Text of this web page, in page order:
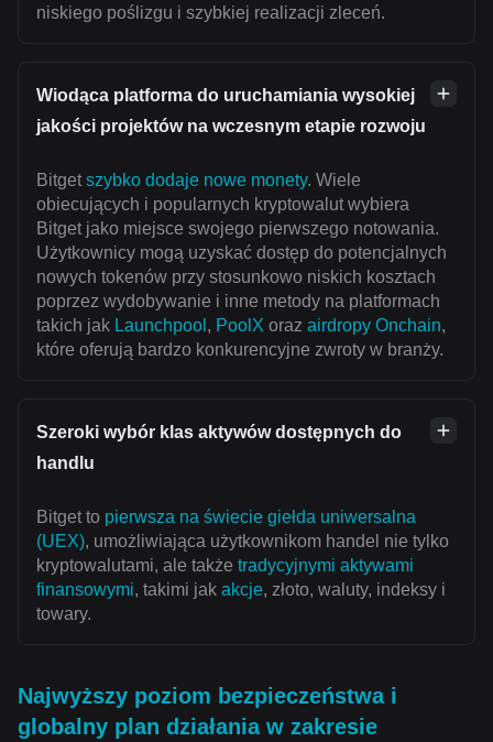
niskiego poślizgu i szybkiej realizacji zleceń.
Wiodąca platforma do uruchamiania wysokiej
jakości projektów na wczesnym etapie rozwoju
Bitget szybko dodaje nowe monety. Wiele
obiecujących i popularnych kryptowalut wybiera
Bitget jako miejsce swojego pierwszego notowania.
Użytkownicy mogą uzyskać dostęp do potencjalnych
nowych tokenów przy stosunkowo niskich kosztach
poprzez wydobywanie i inne metody na platformach
takich jak Launchpool , PoolX oraz airdropy Onchain,
które oferują bardzo konkurencyjne zwroty w branży.
Szeroki wybór klas aktywów dostępnych do
handlu
Bitget to pierwsza na świecie giełda uniwersalna
(UEX), umożliwiająca użytkownikom handel nie tylko
kryptowalutami, ale także tradycyjnymi aktywami
finansowymi, takimi jak akcje, złoto, waluty, indeksy i
towary.
Najwyższy poziom bezpieczeństwa i
globalny plan działania w zakresie